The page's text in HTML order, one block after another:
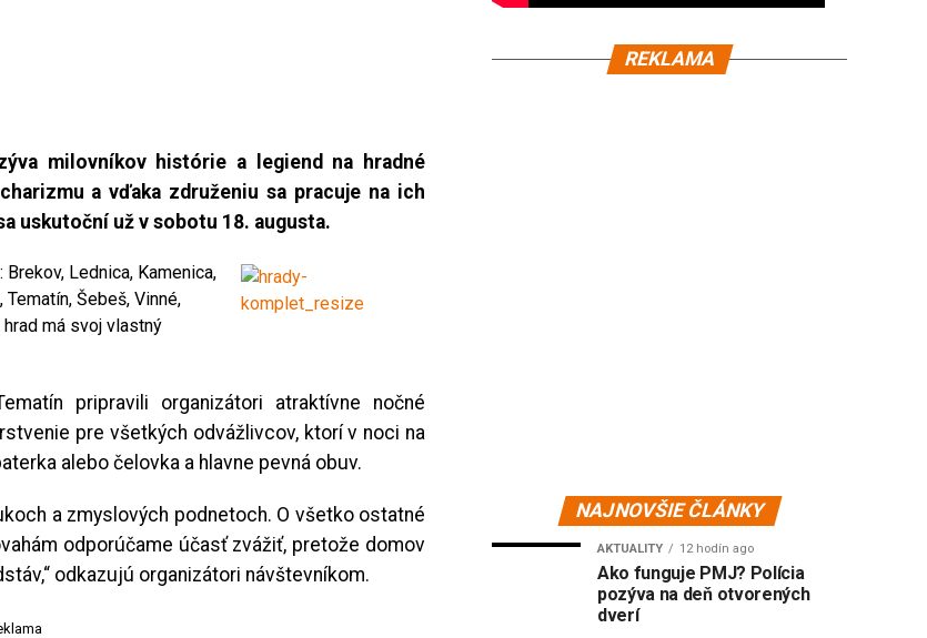
milovníkov histórie a legiend na hradné
a vďaka združeniu sa pracuje na ich
uskutoční už v sobotu 18. augusta.
Lednica, Kamenica,
Šebeš, Vinné,
hrad má svoj vlastný
pripravili organizátori atraktívne nočné
pre všetkých odvážlivcov, ktorí v noci na
alebo čelovka a hlavne pevná obuv.
a zmyslových podnetoch. O všetko ostatné
odporúčame účasť zvážiť, pretože domov
odkazujú organizátori návštevníkom.
REKLAMA
NAJNOVŠIE ČLÁNKY
AKTUALITY 12 hodín ago
Ako funguje PMJ? Polícia
pozýva na deň otvorených
dverí